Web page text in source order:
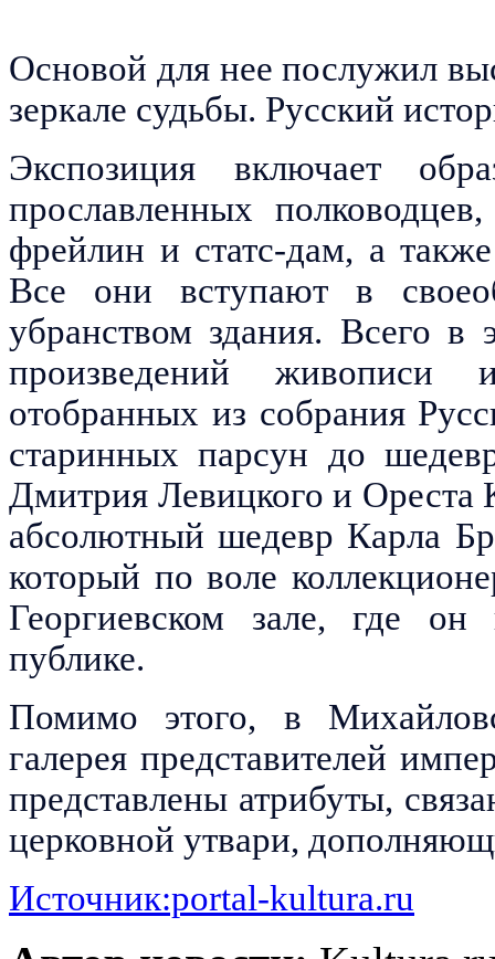
Основой для нее послужил
зеркале судьбы. Русский
Экспозиция включает
прославленных
фрейлин и статс-дам, а
Все они вступают в
убранством здания. Всего в
произведений
отобранных из собрания
старинных парсун до
Дмитрия Левицкого и Ореста
абсолютный шедевр Карла
который по воле
Георгиевском зале, где
публике.
Помимо этого, в
галерея представителей
представлены атрибуты,
церковной утвари,
Источник:portal-kultura.ru